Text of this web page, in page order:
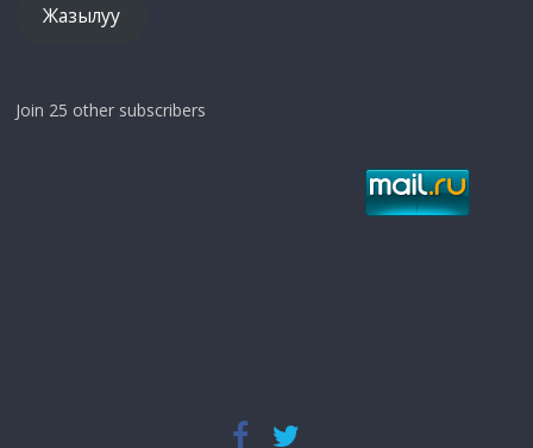
Жазылуу
Join 25 other subscribers